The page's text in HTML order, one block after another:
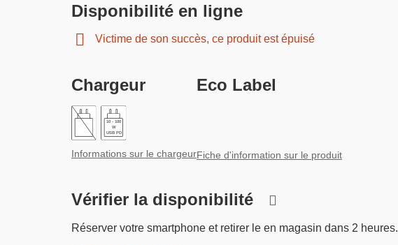
Disponibilité en ligne
Victime de son succès, ce produit est épuisé
Chargeur
10 - 100
W
USB PD
Informations sur le chargeur
Eco Label
Fiche d'information sur le produit
Vérifier la disponibilité
Réserver votre smartphone et retirer le en magasin dans 2 heures.